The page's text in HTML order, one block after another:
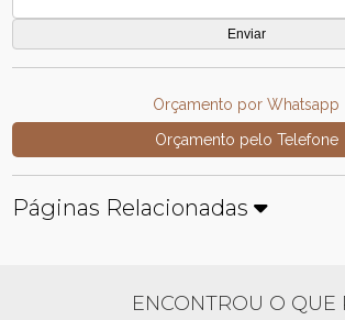
Orçamento por Whatsapp
Orçamento pelo Telefone
Páginas Relacionadas
ENCONTROU O QUE